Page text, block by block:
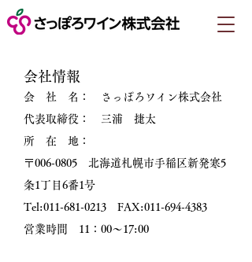
​会社情報
会 社 名： さっぽろワイン株式会社
代表取締役： 三浦 捷太
所 在 地：
〒006-0805 北海道札幌市手稲区新発寒5
条1丁目6番1号
Tel:011-681-0213 FAX:011-694-4383
​営業時間 11：00～17:00